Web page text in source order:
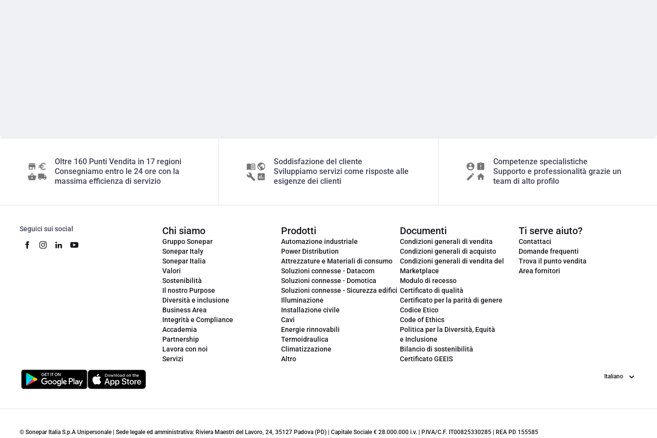
Oltre 160 Punti Vendita in 17 regioni
Consegniamo entro le 24 ore con la
massima efficienza di servizio
Soddisfazione del cliente
Sviluppiamo servizi come risposte alle
esigenze dei clienti
Competenze specialistiche
Supporto e professionalità grazie un
team di alto profilo
Seguici sui social Chi siamo
Gruppo Sonepar
Sonepar Italy
Sonepar Italia
Valori
Sostenibilità
Il nostro Purpose
Diversità e inclusione
Business Area
Integrità e Compliance
Accademia
Partnership
Lavora con noi
Servizi
Prodotti
Automazione industriale
Power Distribution
Attrezzature e Materiali di consumo
Soluzioni connesse - Datacom
Soluzioni connesse - Domotica
Soluzioni connesse - Sicurezza edifici
Illuminazione
Installazione civile
Cavi
Energie rinnovabili
Termoidraulica
Climatizzazione
Altro
Documenti
Condizioni generali di vendita
Condizioni generali di acquisto
Condizioni generali di vendita del
Marketplace
Modulo di recesso
Certificato di qualità
Certificato per la parità di genere
Codice Etico
Code of Ethics
Politica per la Diversità, Equità
e Inclusione
Bilancio di sostenibilità
Certificato GEEIS
Ti serve aiuto?
Contattaci
Domande frequenti
Trova il punto vendita
Area fornitori
Lingua
© Sonepar Italia S.p.A Unipersonale | Sede legale ed amministrativa: Riviera Maestri del Lavoro, 24, 35127 Padova (PD) | Capitale Sociale € 28.000.000 i.v. | P.IVA/C.F. IT00825330285 | REA PD 155585